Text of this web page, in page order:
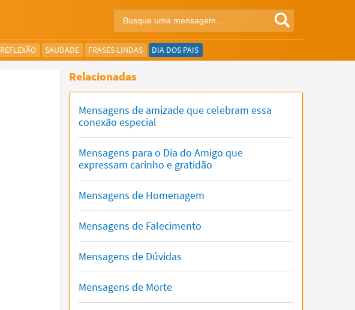
REFLEXÃO SAUDADE FRASES LINDAS DIA DOS PAIS
Relacionadas
Mensagens de amizade que celebram essa
conexão especial
Mensagens para o Dia do Amigo que
expressam carinho e gratidão
Mensagens de Homenagem
Mensagens de Falecimento
Mensagens de Dúvidas
Mensagens de Morte